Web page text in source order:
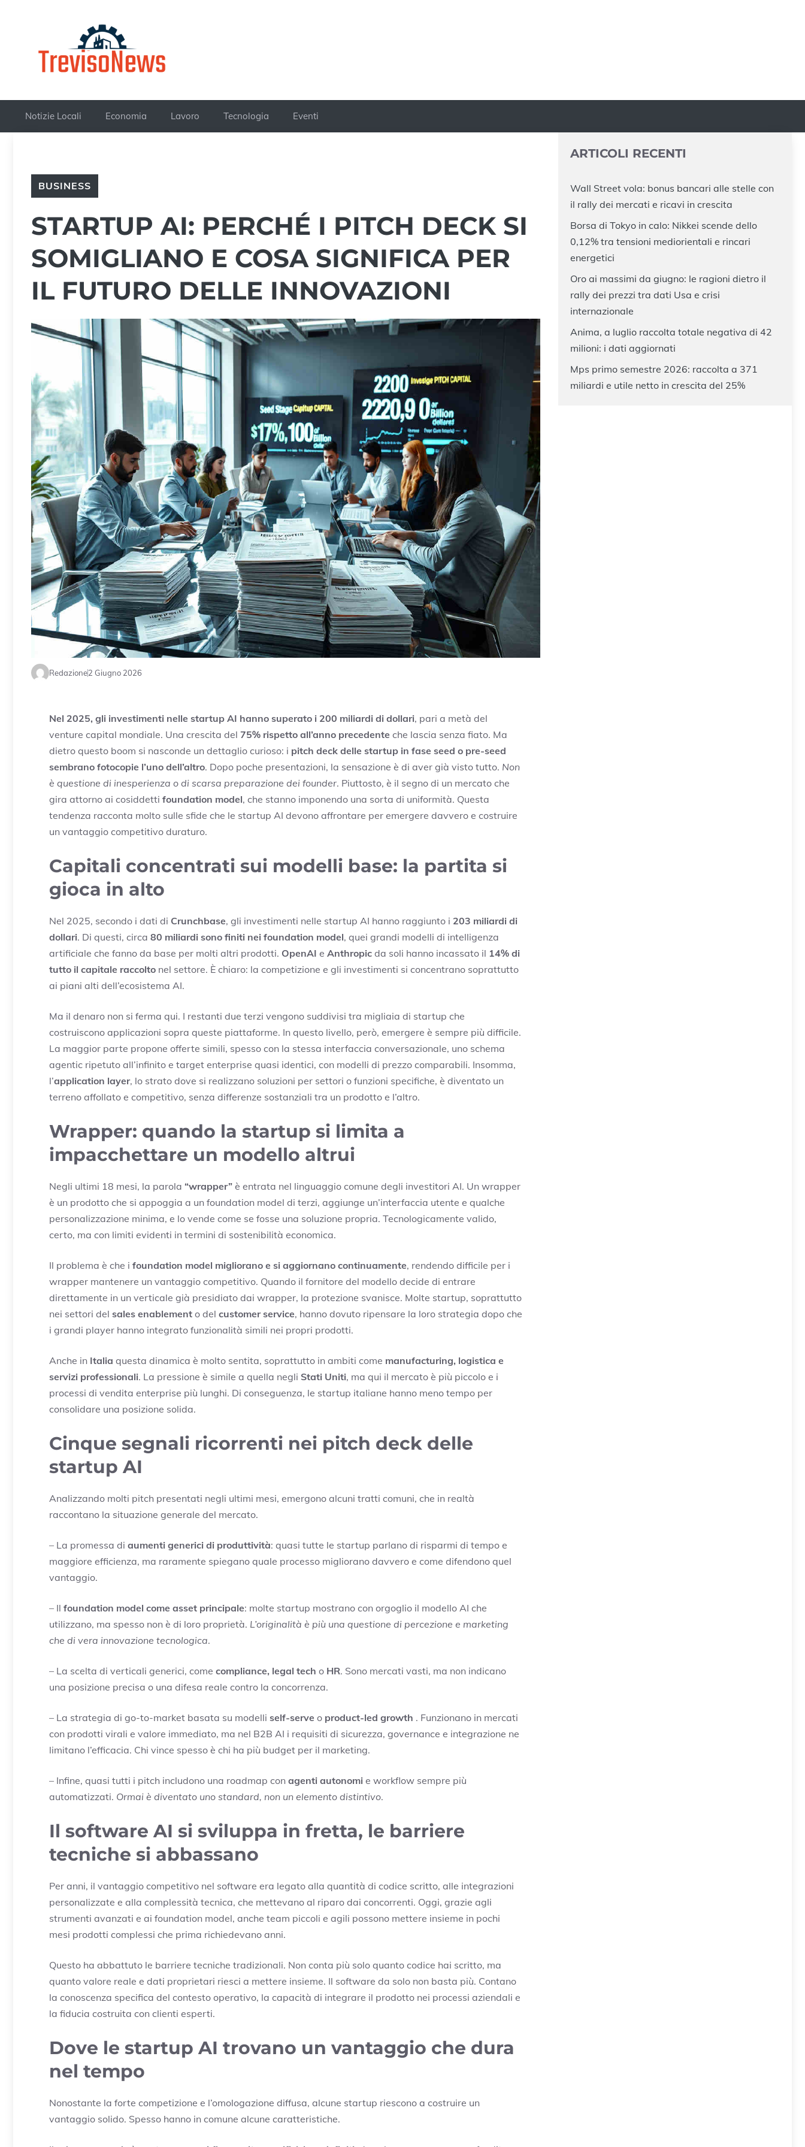
Notizie Locali Economia Lavoro Tecnologia Eventi
BUSINESS
STARTUP AI: PERCHÉ I PITCH DECK SI
SOMIGLIANO E COSA SIGNIFICA PER
IL FUTURO DELLE INNOVAZIONI
Redazione2 Giugno 2026
Nel 2025, gli investimenti nelle startup AI hanno superato i 200 miliardi di dollari, pari a metà del
venture capital mondiale. Una crescita del 75% rispetto all’anno precedente che lascia senza fiato. Ma
dietro questo boom si nasconde un dettaglio curioso: i pitch deck delle startup in fase seed o pre-seed
sembrano fotocopie l’uno dell’altro. Dopo poche presentazioni, la sensazione è di aver già visto tutto. Non
è questione di inesperienza o di scarsa preparazione dei founder. Piuttosto, è il segno di un mercato che
gira attorno ai cosiddetti foundation model, che stanno imponendo una sorta di uniformità. Questa
tendenza racconta molto sulle sfide che le startup AI devono affrontare per emergere davvero e costruire
un vantaggio competitivo duraturo.
Capitali concentrati sui modelli base: la partita si
gioca in alto
Nel 2025, secondo i dati di Crunchbase, gli investimenti nelle startup AI hanno raggiunto i 203 miliardi di
dollari. Di questi, circa 80 miliardi sono finiti nei foundation model, quei grandi modelli di intelligenza
artificiale che fanno da base per molti altri prodotti. OpenAI e Anthropic da soli hanno incassato il 14% di
tutto il capitale raccolto nel settore. È chiaro: la competizione e gli investimenti si concentrano soprattutto
ai piani alti dell’ecosistema AI.
Ma il denaro non si ferma qui. I restanti due terzi vengono suddivisi tra migliaia di startup che
costruiscono applicazioni sopra queste piattaforme. In questo livello, però, emergere è sempre più difficile.
La maggior parte propone offerte simili, spesso con la stessa interfaccia conversazionale, uno schema
agentic ripetuto all’infinito e target enterprise quasi identici, con modelli di prezzo comparabili. Insomma,
l’application layer, lo strato dove si realizzano soluzioni per settori o funzioni specifiche, è diventato un
terreno affollato e competitivo, senza differenze sostanziali tra un prodotto e l’altro.
Wrapper: quando la startup si limita a
impacchettare un modello altrui
Negli ultimi 18 mesi, la parola “wrapper” è entrata nel linguaggio comune degli investitori AI. Un wrapper
è un prodotto che si appoggia a un foundation model di terzi, aggiunge un’interfaccia utente e qualche
personalizzazione minima, e lo vende come se fosse una soluzione propria. Tecnologicamente valido,
certo, ma con limiti evidenti in termini di sostenibilità economica.
Il problema è che i foundation model migliorano e si aggiornano continuamente, rendendo difficile per i
wrapper mantenere un vantaggio competitivo. Quando il fornitore del modello decide di entrare
direttamente in un verticale già presidiato dai wrapper, la protezione svanisce. Molte startup, soprattutto
nei settori del sales enablement o del customer service, hanno dovuto ripensare la loro strategia dopo che
i grandi player hanno integrato funzionalità simili nei propri prodotti.
Anche in Italia questa dinamica è molto sentita, soprattutto in ambiti come manufacturing, logistica e
servizi professionali. La pressione è simile a quella negli Stati Uniti, ma qui il mercato è più piccolo e i
processi di vendita enterprise più lunghi. Di conseguenza, le startup italiane hanno meno tempo per
consolidare una posizione solida.
Cinque segnali ricorrenti nei pitch deck delle
startup AI
Analizzando molti pitch presentati negli ultimi mesi, emergono alcuni tratti comuni, che in realtà
raccontano la situazione generale del mercato.
– La promessa di aumenti generici di produttività: quasi tutte le startup parlano di risparmi di tempo e
maggiore efficienza, ma raramente spiegano quale processo migliorano davvero e come difendono quel
vantaggio.
– Il foundation model come asset principale: molte startup mostrano con orgoglio il modello AI che
utilizzano, ma spesso non è di loro proprietà. L’originalità è più una questione di percezione e marketing
che di vera innovazione tecnologica.
– La scelta di verticali generici, come compliance, legal tech o HR. Sono mercati vasti, ma non indicano
una posizione precisa o una difesa reale contro la concorrenza.
– La strategia di go-to-market basata su modelli self-serve o product-led growth . Funzionano in mercati
con prodotti virali e valore immediato, ma nel B2B AI i requisiti di sicurezza, governance e integrazione ne
limitano l’efficacia. Chi vince spesso è chi ha più budget per il marketing.
– Infine, quasi tutti i pitch includono una roadmap con agenti autonomi e workflow sempre più
automatizzati. Ormai è diventato uno standard, non un elemento distintivo.
Il software AI si sviluppa in fretta, le barriere
tecniche si abbassano
Per anni, il vantaggio competitivo nel software era legato alla quantità di codice scritto, alle integrazioni
personalizzate e alla complessità tecnica, che mettevano al riparo dai concorrenti. Oggi, grazie agli
strumenti avanzati e ai foundation model, anche team piccoli e agili possono mettere insieme in pochi
mesi prodotti complessi che prima richiedevano anni.
Questo ha abbattuto le barriere tecniche tradizionali. Non conta più solo quanto codice hai scritto, ma
quanto valore reale e dati proprietari riesci a mettere insieme. Il software da solo non basta più. Contano
la conoscenza specifica del contesto operativo, la capacità di integrare il prodotto nei processi aziendali e
la fiducia costruita con clienti esperti.
Dove le startup AI trovano un vantaggio che dura
nel tempo
Nonostante la forte competizione e l’omologazione diffusa, alcune startup riescono a costruire un
vantaggio solido. Spesso hanno in comune alcune caratteristiche.
ARTICOLI RECENTI
Wall Street vola: bonus bancari alle stelle con
il rally dei mercati e ricavi in crescita
Borsa di Tokyo in calo: Nikkei scende dello
0,12% tra tensioni mediorientali e rincari
energetici
Oro ai massimi da giugno: le ragioni dietro il
rally dei prezzi tra dati Usa e crisi
internazionale
Anima, a luglio raccolta totale negativa di 42
milioni: i dati aggiornati
Mps primo semestre 2026: raccolta a 371
miliardi e utile netto in crescita del 25%